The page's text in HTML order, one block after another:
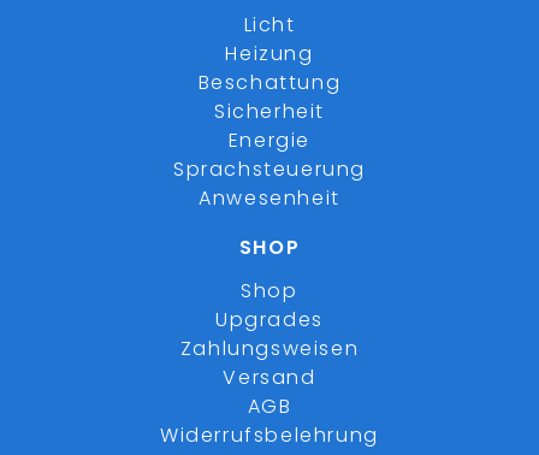
Licht
Heizung
Beschattung
Sicherheit
Energie
Sprachsteuerung
Anwesenheit
SHOP
Shop
Upgrades
Zahlungsweisen
Versand
AGB
Widerrufsbelehrung